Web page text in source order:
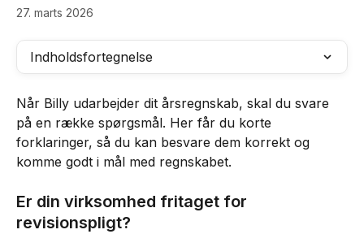
27. marts 2026
Indholdsfortegnelse
Når Billy udarbejder dit årsregnskab, skal du svare
på en række spørgsmål. Her får du korte
forklaringer, så du kan besvare dem korrekt og
komme godt i mål med regnskabet.
Er din virksomhed fritaget for
revisionspligt?